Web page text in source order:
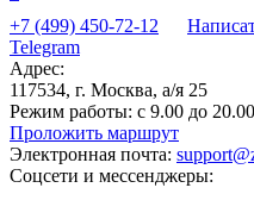
+7 (499) 450-72-12
Telegram
Адрес:
117534, г. Москва, а/я 25
Режим работы: с 9.00 до
Проложить маршрут
Электронная почта:
Соцсети и мессенджеры: